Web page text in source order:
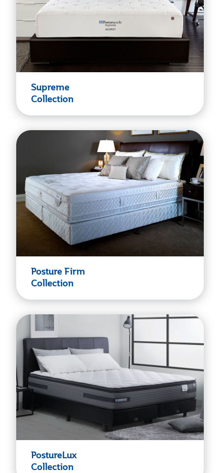
Supreme
Collection
Posture Firm
Collection
PostureLux
Collection